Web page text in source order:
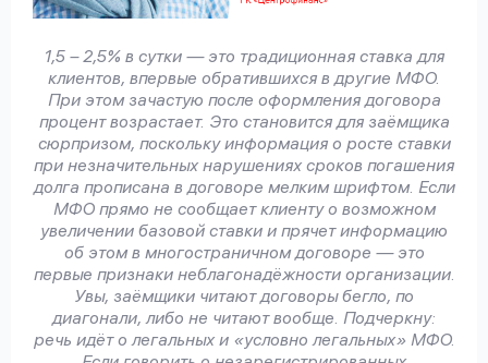
1,5 – 2,5% в сутки — это традиционная ставка для
клиентов, впервые обратившихся в другие МФО.
При этом зачастую после оформления договора
процент возрастает. Это становится для заёмщика
сюрпризом, поскольку информация о росте ставки
при незначительных нарушениях сроков погашения
долга прописана в договоре мелким шрифтом. Если
МФО прямо не сообщает клиенту о возможном
увеличении базовой ставки и прячет информацию
об этом в многостраничном договоре — это
первые признаки неблагонадёжности организации.
Увы, заёмщики читают договоры бегло, по
диагонали, либо не читают вообще. Подчеркну:
речь идёт о легальных и «условно легальных» МФО.